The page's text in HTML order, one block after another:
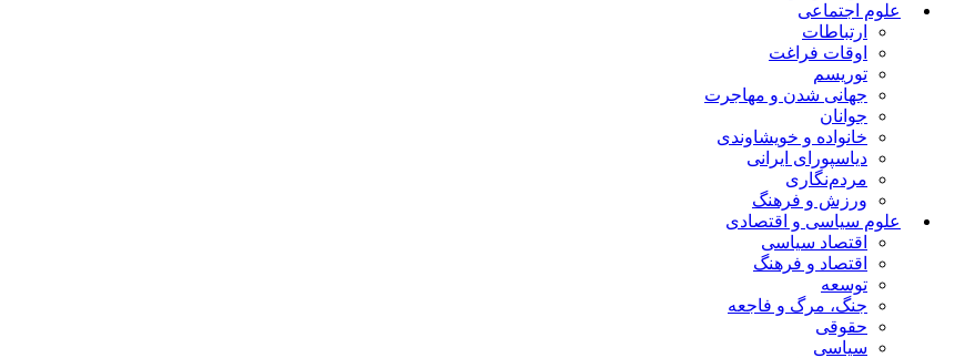
علوم اجتماعی
ارتباطات
اوقات فراغت
توریسم
جهانی شدن و مهاجرت
جوانان
خانواده و خویشاوندی
دیاسپورای ایرانی
مردم‌نگاری
ورزش و فرهنگ
علوم سیاسی و اقتصادی
اقتصاد سیاسی
اقتصاد و فرهنگ
توسعه
جنگ، مرگ و فاجعه
حقوقی
سیاسی